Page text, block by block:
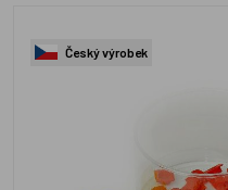
Český výrobek